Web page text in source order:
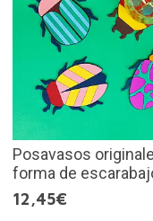
Posavasos
forma de
12,45€